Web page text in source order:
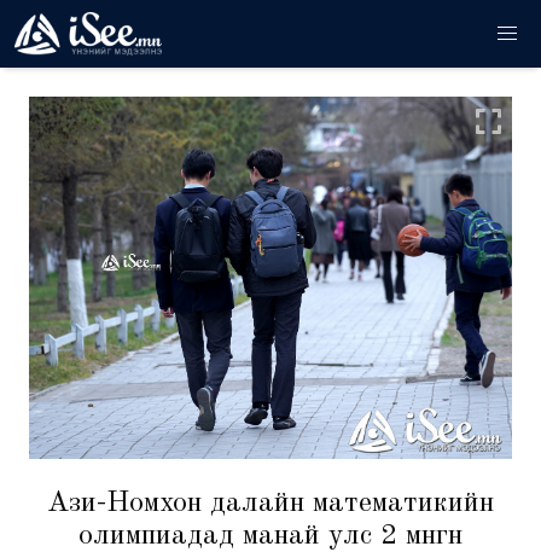
Ази-Номхон далайн математикийн
олимпиадад манай улс 2 мөнгөн